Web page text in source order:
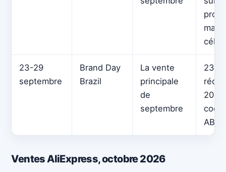
23-29
septembre
Brand Day
Brazil
La vente
principale
de
septembre
23
200
code
Ventes AliExpress, octobre 2026